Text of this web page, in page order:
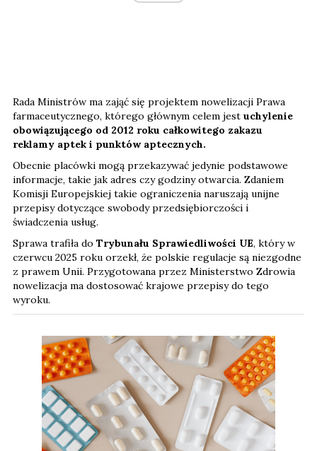
Rada Ministrów ma zająć się projektem nowelizacji Prawa
farmaceutycznego, którego głównym celem jest uchylenie
obowiązującego od 2012 roku całkowitego zakazu
reklamy aptek i punktów aptecznych.
Obecnie placówki mogą przekazywać jedynie podstawowe
informacje, takie jak adres czy godziny otwarcia. Zdaniem
Komisji Europejskiej takie ograniczenia naruszają unijne
przepisy dotyczące swobody przedsiębiorczości i
świadczenia usług.
Sprawa trafiła do Trybunału Sprawiedliwości UE, który w
czerwcu 2025 roku orzekł, że polskie regulacje są niezgodne
z prawem Unii. Przygotowana przez Ministerstwo Zdrowia
nowelizacja ma dostosować krajowe przepisy do tego
wyroku.